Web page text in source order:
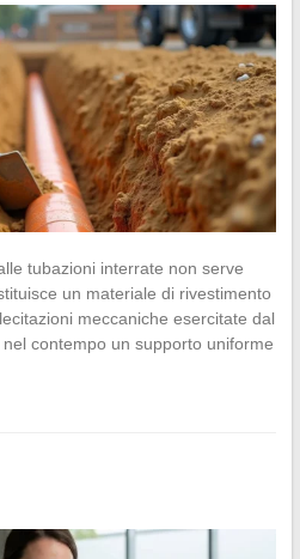
tubazioni interrate non serve
un materiale di rivestimento
meccaniche esercitate dal
contempo un supporto uniforme